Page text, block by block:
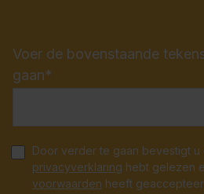
Voer de bovenstaande
gaan*
Door verder te gaan bevestigt u
privacyverklaring hebt gelezen
voorwaarden heeft